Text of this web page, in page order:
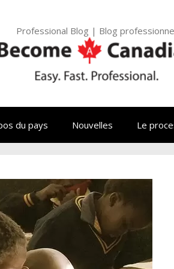
Professional Blog | Blog
du pays Nouvelles Le